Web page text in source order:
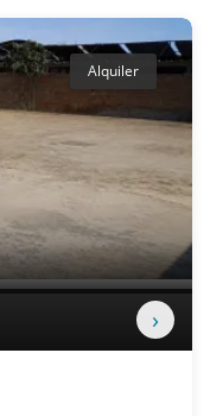
Alquiler
›